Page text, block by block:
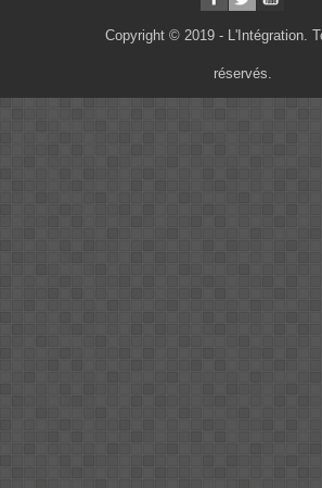
Copyright © 2019 - L'Intégration.
réservés.